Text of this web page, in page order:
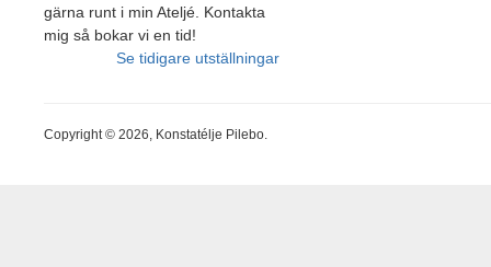
gärna runt i min Ateljé. Kontakta
mig så bokar vi en tid!
Se tidigare utställningar
Copyright © 2026, Konstatélje Pilebo.